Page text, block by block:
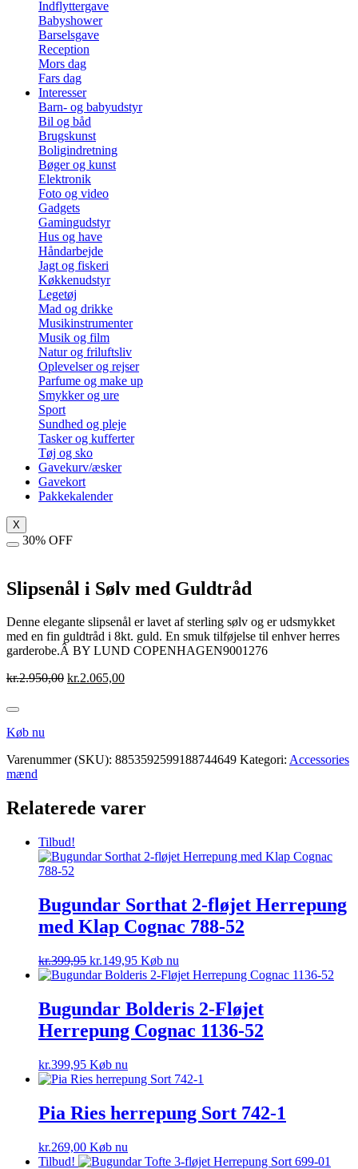
Indflyttergave
Babyshower
Barselsgave
Reception
Mors dag
Fars dag
Interesser
Barn- og babyudstyr
Bil og båd
Brugskunst
Boligindretning
Bøger og kunst
Elektronik
Foto og video
Gadgets
Gamingudstyr
Hus og have
Håndarbejde
Jagt og fiskeri
Køkkenudstyr
Legetøj
Mad og drikke
Musikinstrumenter
Musik og film
Natur og friluftsliv
Oplevelser og rejser
Parfume og make up
Smykker og ure
Sport
Sundhed og pleje
Tasker og kufferter
Tøj og sko
Gavekurv/æsker
Gavekort
Pakkekalender
X
30% OFF
Slipsenål i Sølv med Guldtråd
Denne elegante slipsenål er lavet af sterling sølv og er udsmykket
med en fin guldtråd i 8kt. guld. En smuk tilføjelse til enhver herres
garderobe.Â BY LUND COPENHAGEN9001276
kr.2.950,00 Den
kr.2.065,00Den
Køb nu
Varenummer (SKU): 8853592599188744649 Kategori: Accessories
mænd
Relaterede varer
Tilbud!
Bugundar Sorthat 2-fløjet Herrepung
med Klap Cognac 788-52
kr.399,95 Den
oprindelige
var:
kr.399,95.
kr.149,95Den
aktuelle
er:
kr.149,95.
Køb nu
Bugundar Bolderis 2-Fløjet
Herrepung Cognac 1136-52
kr.399,95 Køb nu
Pia Ries herrepung Sort 742-1
kr.269,00 Køb nu
Tilbud!